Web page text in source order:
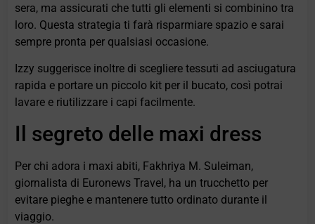
sera, ma assicurati che tutti gli elementi si combinino tra
loro. Questa strategia ti farà risparmiare spazio e sarai
sempre pronta per qualsiasi occasione.
Izzy suggerisce inoltre di scegliere tessuti ad asciugatura
rapida e portare un piccolo kit per il bucato, così potrai
lavare e riutilizzare i capi facilmente.
Il segreto delle maxi dress
Per chi adora i maxi abiti, Fakhriya M. Suleiman,
giornalista di Euronews Travel, ha un trucchetto per
evitare pieghe e mantenere tutto ordinato durante il
viaggio.